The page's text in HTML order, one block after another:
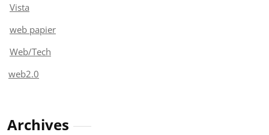
Vista
web papier
Web/Tech
web2.0
Archives